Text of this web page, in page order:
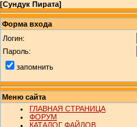
[Сундук Пирата]
Форма входа
Логин:
Пароль:
запомнить
Меню сайта
ГЛАВНАЯ СТРАНИЦА
ФОРУМ
КАТАЛОГ ФАЙЛОВ